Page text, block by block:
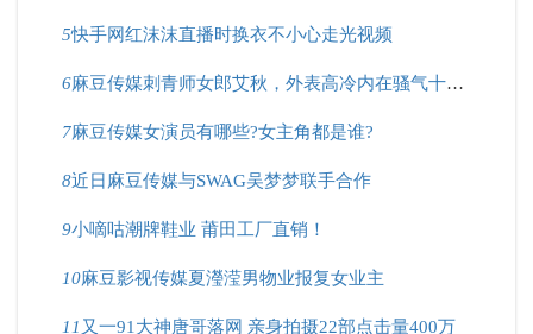
5快手网红沫沫直播时换衣不小心走光视频
6麻豆传媒刺青师女郎艾秋，外表高冷内在骚气十足？
7麻豆传媒女演员有哪些?女主角都是谁?
8近日麻豆传媒与SWAG吴梦梦联手合作
9小嘀咕潮牌鞋业 莆田工厂直销！
10麻豆影视传媒夏瀅滢男物业报复女业主
11 又一91大神唐哥落网 亲身拍摄22部点击量400万